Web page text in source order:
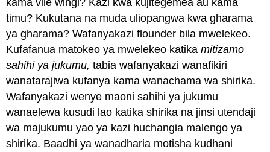
timu? Kukutana na muda uliopangwa kwa gharama
ya gharama? Wafanyakazi flounder bila mwelekeo.
Kufafanua matokeo ya mwelekeo katikamitizamo
sahihi ya jukumu, tabia wafanyakazi wanafikiri
wanatarajiwa kufanya kama wanachama wa shirika.
Wafanyakazi wenye maoni sahihi ya jukumu
wanaelewa kusudi lao katika shirika na jinsi utendaji
wa majukumu yao ya kazi huchangia malengo ya
shirika. Baadhi ya wanadharia motisha kudhani